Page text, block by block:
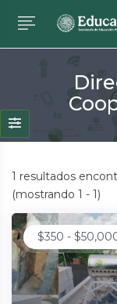
1 resultados
(mostrando 1 - 1)
$350 - $